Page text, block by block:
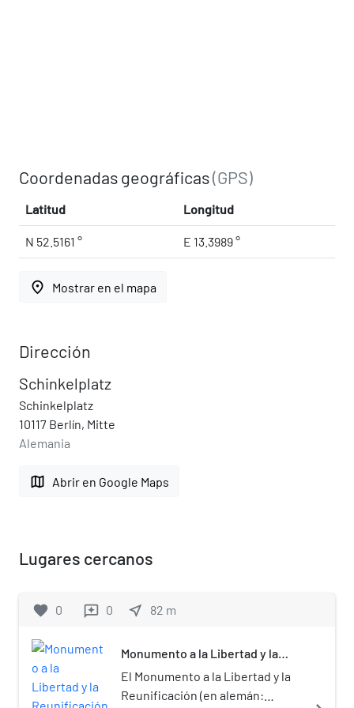
Coordenadas geográficas(GPS)
Latitud Longitud
N 52.5161 ° E 13.3989 °
place Mostrar en el mapa
Dirección
Schinkelplatz
Schinkelplatz
10117 Berlín, Mitte
Alemania
map Abrir en Google Maps
Lugares cercanos
favorite 0 reviews 0 near_me 82 m
Monumento a la Libertad y la
El Monumento a la Libertad y la
Reunificación (en alemán: